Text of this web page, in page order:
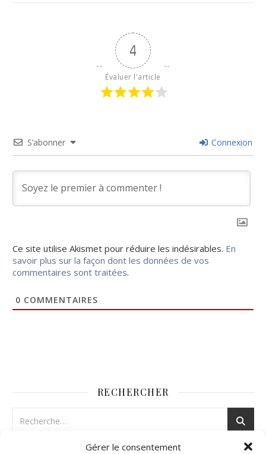
Gérer le consentement
4
Évaluer l'article
S’abonner Connexion
Ce site utilise Akismet pour réduire les indésirables. En
savoir plus sur la façon dont les données de vos
commentaires sont traitées.
0 COMMENTAIRES
RECHERCHER